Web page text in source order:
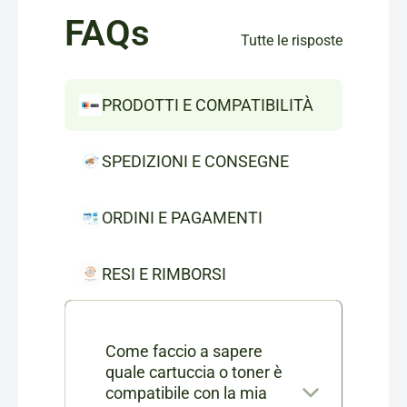
FAQs Tutte le risposte
PRODOTTI E COMPATIBILITÀ
SPEDIZIONI E CONSEGNE
ORDINI E PAGAMENTI
RESI E RIMBORSI
Come faccio a sapere
quale cartuccia o toner è
compatibile con la mia